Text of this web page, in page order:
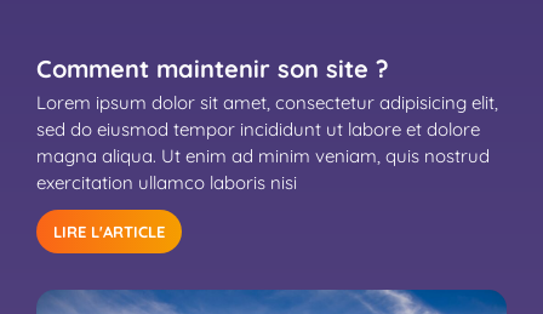
Comment maintenir son site ?
Lorem ipsum dolor sit amet, consectetur adipisicing elit,
sed do eiusmod tempor incididunt ut labore et dolore
magna aliqua. Ut enim ad minim veniam, quis nostrud
exercitation ullamco laboris nisi
LIRE L'ARTICLE